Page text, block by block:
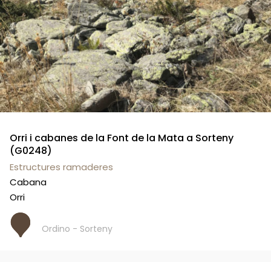
Orri i cabanes de la Font de la Mata a Sorteny
(G0248)
Estructures ramaderes
Cabana
Orri
Ordino - Sorteny